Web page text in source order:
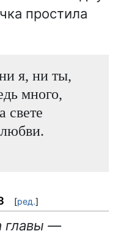
простила
я, ни ты,
много,
свете
[ред.]
главы —